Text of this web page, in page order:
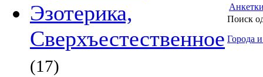
Эзотерика,
Сверхъестественное
(17)
Поиск
Города